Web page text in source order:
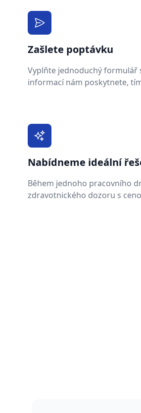
Zašlete poptávku
Vyplňte jednoduchý formulář
informací nám poskytnete,
Nabídneme ideální
Během jednoho pracovního
zdravotnického dozoru s